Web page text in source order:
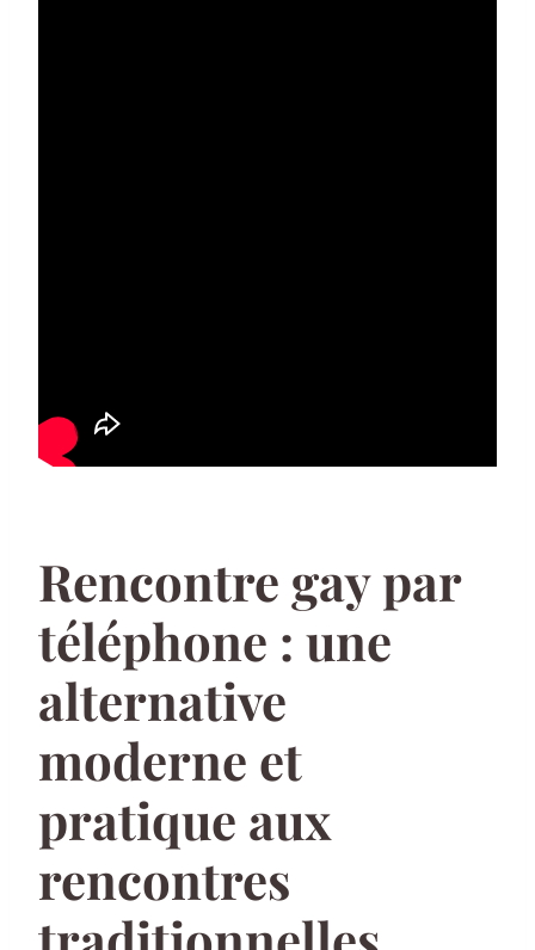
Rencontre gay par
téléphone : une
alternative
moderne et
pratique aux
rencontres